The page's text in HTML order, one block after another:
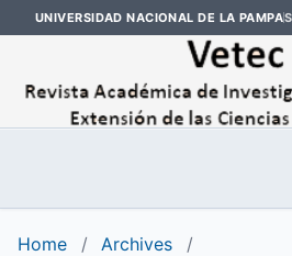
UNIVERSIDAD NACIONAL DE LA PAMPA
Home / Archives
/